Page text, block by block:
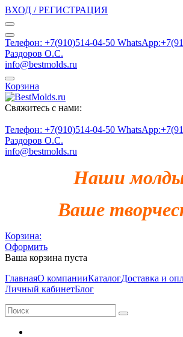
ВХОД / РЕГИСТРАЦИЯ
Телефон: +7(910)514-04-50
Раздоров О.С.
info@bestmolds.ru
Корзина
Свяжитесь с нами:
Телефон: +7(910)514-04-50
Раздоров О.С.
info@bestmolds.ru
Наши
Ваше
Корзина:
Оформить
Ваша корзина пуста
ГлавнаяО компанииКаталогДоставка и
Личный кабинетБлог